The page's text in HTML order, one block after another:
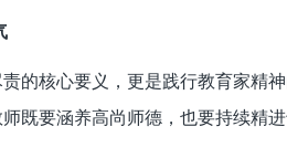
的核心要义，更是践行教育家精
既要涵养高尚师德，也要持续精